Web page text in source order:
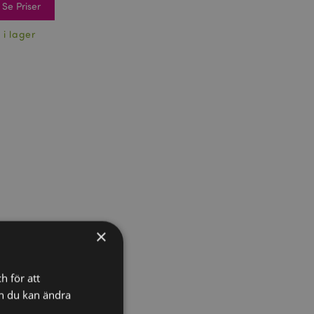
Se Priser
i lager
×
för att
du kan ändra